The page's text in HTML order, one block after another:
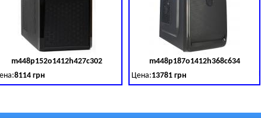
379028
3 (1600 MHz) HDD: TOSHIBA 500 GB (SATA III)
m448p152o1412h427c302
8114 грн Код товара:379029
Core ™ i3 2 ядра 3.40GHz,ОЗУ: 2 GB, DDR 3 (1600 MHz) HDD: TOSHIBA
m448p187o1412h368c634
Цена:13781 грн
Intel Core ™ i5 2 ядра 2.90GHz,ОЗУ: 2